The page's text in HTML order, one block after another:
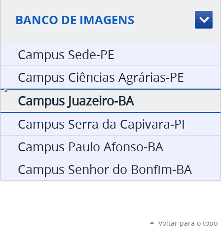
BANCO DE IMAGENS
Campus Sede-PE
Campus Ciências Agrárias-PE
Campus Juazeiro-BA
Campus Serra da Capivara-PI
Campus Paulo Afonso-BA
Campus Senhor do Bonfim-BA
Voltar para o topo